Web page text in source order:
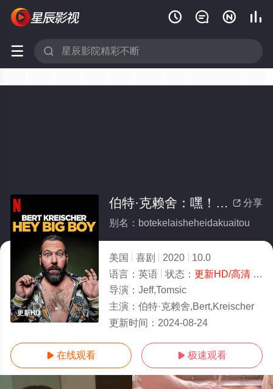
   
 
更新HD
 分享
伯特·克赖舍：嘿！大块头
别名：botekelaisheheidakuaitou
美国 喜剧 2020
10.0
语言： 英语 状态： 更新HD/高清- 免费在线观看
导演： Jeff,Tomsic
主演： 伯特·克赖舍,Bert,Kreischer
更新时间： 2024-08-24
 在线观看  极速观看